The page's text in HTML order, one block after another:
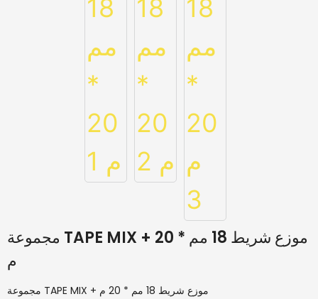
مجموعة TAPE MIX + موزع شريط 18 مم * 20
م
مجموعة TAPE MIX + موزع شريط 18 مم * 20 م